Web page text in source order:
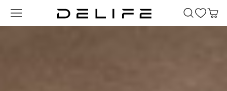
Passer au contenu principal